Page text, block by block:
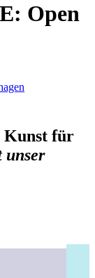
Open
Kunst für
unser